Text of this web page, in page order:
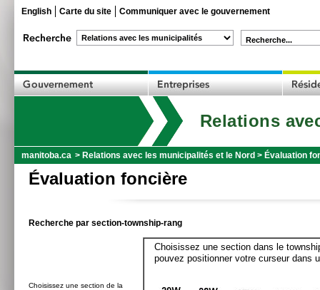
English Carte du site Communiquer avec le gouvernement
Recherche...
Relations
manitoba.ca > Relations avec les municipalités et le Nord > Évaluation
Évaluation foncière
Recherche par section-township-rang
Choisissez une section de la
Choisissez une section dans le
pouvez positionner votre curseur dans